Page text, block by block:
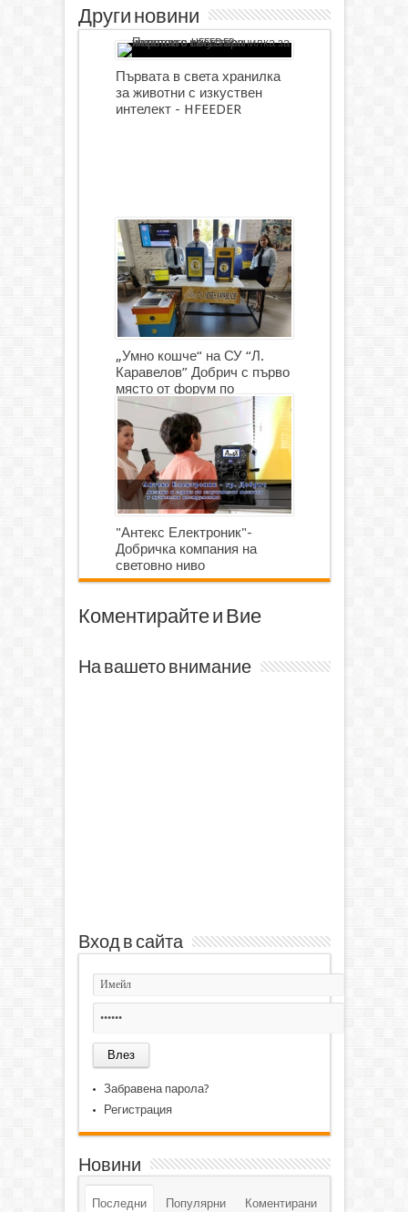
Други новини
Първата в света хранилка
за животни с изкуствен
интелект - HFEEDER
„Умно кошче“ на СУ “Л.
Каравелов” Добрич с първо
място от форум по
роботика
"Антекс Електроник"-
Добричка компания на
световно ниво
Коментирайте и Вие
На вашето внимание
Вход в сайта
Забравена парола?
Регистрация
Новини
Последни Популярни Коментирани